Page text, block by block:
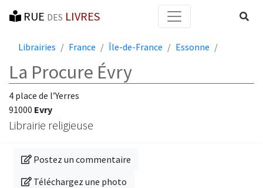
RUE DES LIVRES
Librairies France Île-de-France Essonne
La Procure Évry
4 place de l’Yerres
91000 Evry
Librairie religieuse
Donnez votre avis sur cette librairie
Postez un commentaire
Téléchargez une photo de cette librairie
Téléchargez une photo